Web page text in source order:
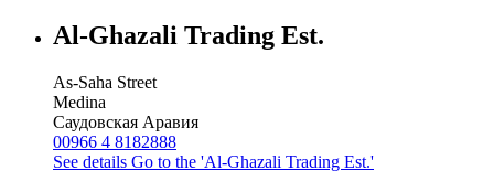
Al-Ghazali Trading Est.
As-Saha Street
Medina
Саудовская Аравия
00966 4 8182888
See details Go to the 'Al-Ghazali Trading Est.'